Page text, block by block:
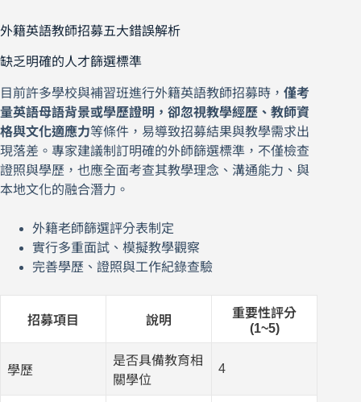
外籍英語教師招募五大錯誤解析
缺乏明確的人才篩選標準
目前許多學校與補習班進行外籍英語教師招募時， 僅考
量英語母語背景或學歷證明，卻忽視教學經歷、教師資
格與文化適應力等條件，易導致招募結果與教學需求出
現落差。專家建議制訂明確的外師篩選標準，不僅檢查
證照與學歷，也應全面考查其教學理念、溝通能力、與
本地文化的融合潛力。
外籍老師篩選評分表制定
實行多重面試、模擬教學觀察
完善學歷、證照與工作紀錄查驗
招募項目 說明
重要性評分
(1~5)
學歷
是否具備教育相
關學位
4